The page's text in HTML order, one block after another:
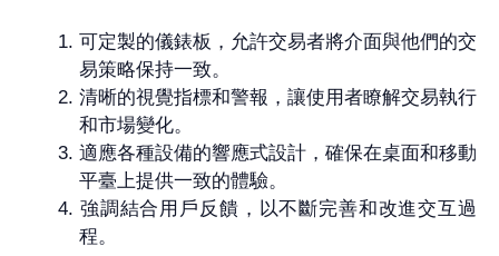
可定製的儀錶板，允許交易者將介面與他們的交
易策略保持一致。
清晰的視覺指標和警報，讓使用者瞭解交易執行
和市場變化。
適應各種設備的響應式設計，確保在桌面和移動
平臺上提供一致的體驗。
強調結合用戶反饋，以不斷完善和改進交互過
程。